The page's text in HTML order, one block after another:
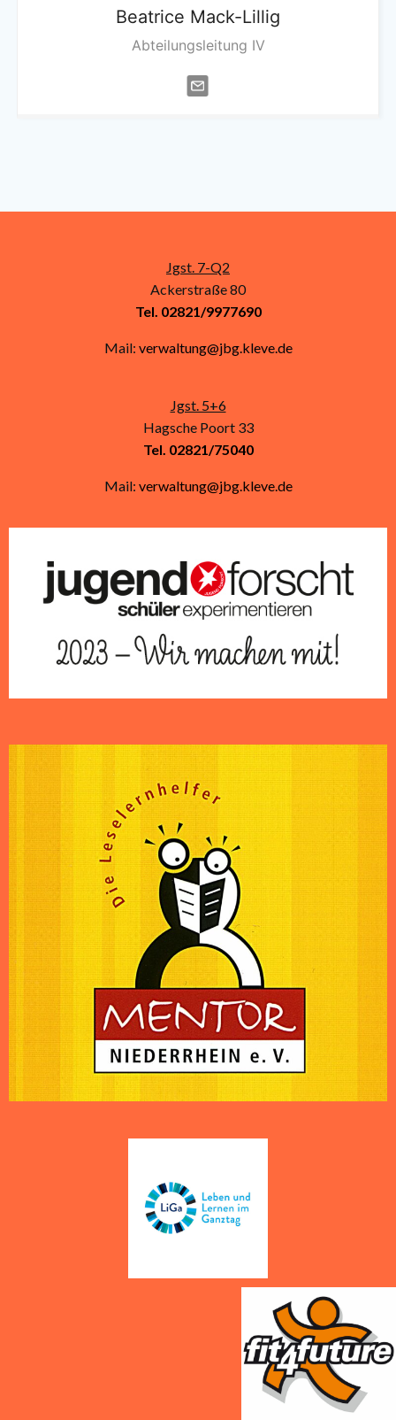
Beatrice Mack-Lillig
Abteilungsleitung IV
Jgst. 7-Q2
Ackerstraße 80
Tel. 02821/9977690
Mail: verwaltung@jbg.kleve.de
Jgst. 5+6
Hagsche Poort 33
Tel. 02821/75040
Mail: verwaltung@jbg.kleve.de